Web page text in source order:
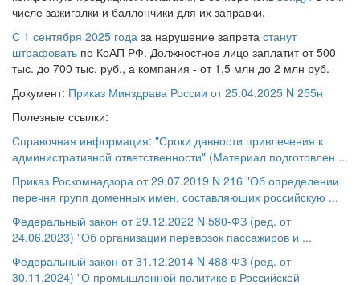
числе зажигалки и баллончики для их заправки.
С 1 сентября 2025 года за нарушение запрета станут
штрафовать по КоАП РФ. Должностное лицо заплатит от 500
тыс. до 700 тыс. руб., а компания - от 1,5 млн до 2 млн руб.
Документ: Приказ Минздрава России от 25.04.2025 N 255н
Полезные ссылки:
Справочная информация: "Сроки давности привлечения к
административной ответственности" (Материал подготовлен ...
Приказ Роскомнадзора от 29.07.2019 N 216 "Об определении
перечня групп доменных имен, составляющих российскую ...
Федеральный закон от 29.12.2022 N 580-ФЗ (ред. от
24.06.2023) "Об организации перевозок пассажиров и ...
Федеральный закон от 31.12.2014 N 488-ФЗ (ред. от
30.11.2024) "О промышленной политике в Российской